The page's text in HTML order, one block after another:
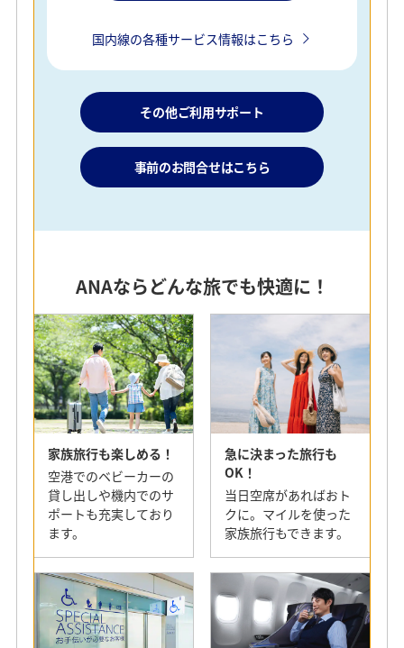
国内線の各種サービス情報はこちら
その他ご利用サポート
事前のお問合せはこちら
ANAならどんな旅でも快適に！
家族旅行も楽しめる！
空港でのベビーカーの
貸し出しや機内でのサ
ポートも充実しており
ます。
急に決まった旅行も
OK！
当日空席があればおト
クに。マイルを使った
家族旅行もできます。